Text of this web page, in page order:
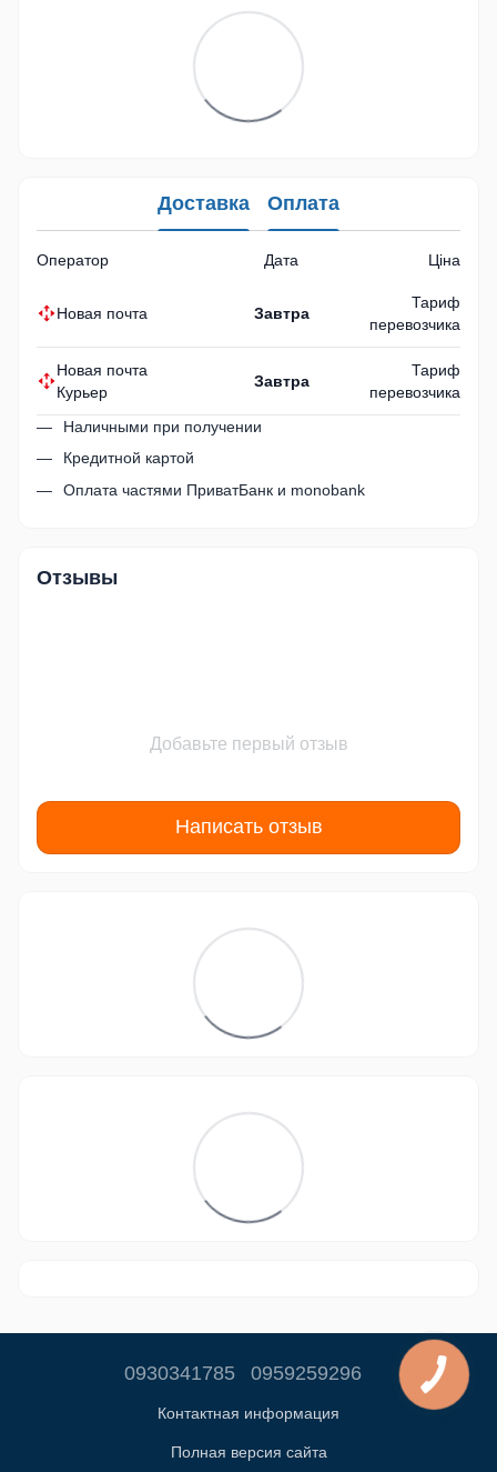
Доставка Оплата
Оператор Дата Ціна
Новая почта Завтра
Тариф
перевозчика
Новая почта
Курьер
Завтра
Тариф
перевозчика
Наличными при получении
Кредитной картой
Оплата частями ПриватБанк и monobank
Отзывы
Добавьте первый отзыв
Написать отзыв
0930341785 0959259296
Контактная информация
Полная версия сайта